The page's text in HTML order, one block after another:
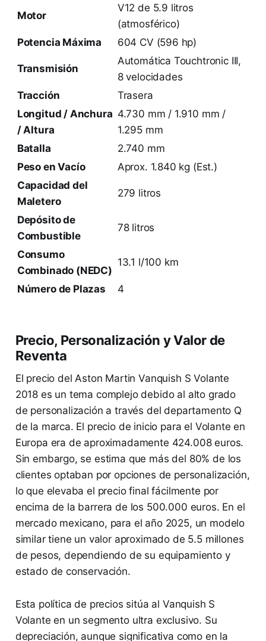
Motor
V12 de 5.9 litros
(atmosférico)
Potencia Máxima
604 CV (596 hp)
Transmisión
Automática Touchtronic III,
8 velocidades
Tracción
Trasera
Longitud / Anchura
/ Altura
4.730 mm / 1.910 mm /
1.295 mm
Batalla
2.740 mm
Peso en Vacío
Aprox. 1.840 kg (Est.)
Capacidad del
Maletero
279 litros
Depósito de
Combustible
78 litros
Consumo
Combinado (NEDC)
13.1 l/100 km
Número de Plazas 4
Precio, Personalización y Valor de
Reventa
El precio del Aston Martin Vanquish S Volante
2018 es un tema complejo debido al alto grado
de personalización a través del departamento Q
de la marca. El precio de inicio para el Volante en
Europa era de aproximadamente 424.008 euros.
Sin embargo, se estima que más del 80% de los
clientes optaban por opciones de personalización,
lo que elevaba el precio final fácilmente por
encima de la barrera de los 500.000 euros. En el
mercado mexicano, para el año 2025, un modelo
similar tiene un valor aproximado de 5.5 millones
de pesos, dependiendo de su equipamiento y
estado de conservación.
Esta política de precios sitúa al Vanquish S
Volante en un segmento ultra exclusivo. Su
depreciación, aunque significativa como en la